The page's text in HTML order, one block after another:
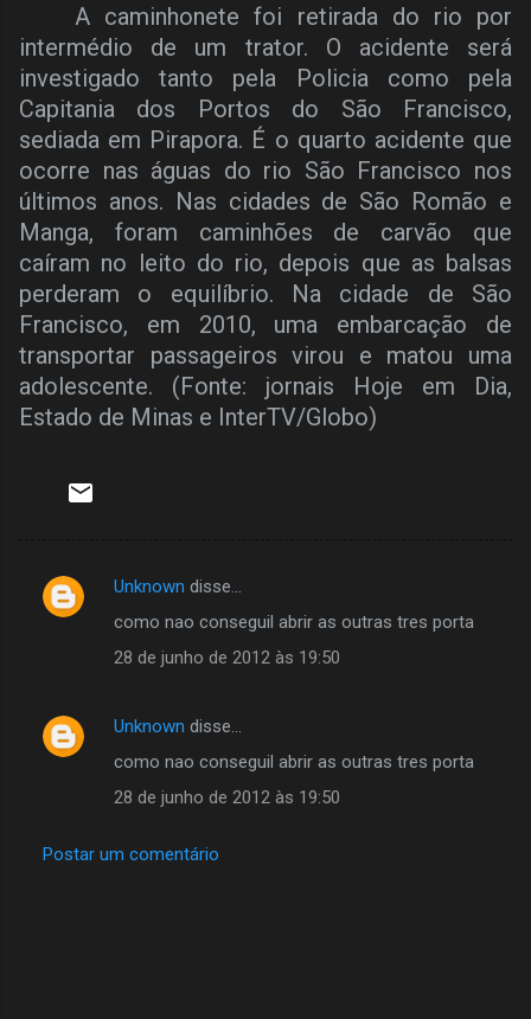
A caminhonete foi retirada do rio por
intermédio de um trator. O acidente será
investigado tanto pela Policia como pela
Capitania dos Portos do São Francisco,
sediada em Pirapora. É o quarto acidente que
ocorre nas águas do rio São Francisco nos
últimos anos. Nas cidades de São Romão e
Manga, foram caminhões de carvão que
caíram no leito do rio, depois que as balsas
perderam o equilíbrio. Na cidade de São
Francisco, em 2010, uma embarcação de
transportar passageiros virou e matou uma
adolescente. (Fonte: jornais Hoje em Dia,
Estado de Minas e InterTV/Globo)
C
n
i
Unknown disse…
como nao conseguil abrir as outras tres porta
28 de junho de 2012 às 19:50
Unknown disse…
como nao conseguil abrir as outras tres porta
28 de junho de 2012 às 19:50
Postar um comentário